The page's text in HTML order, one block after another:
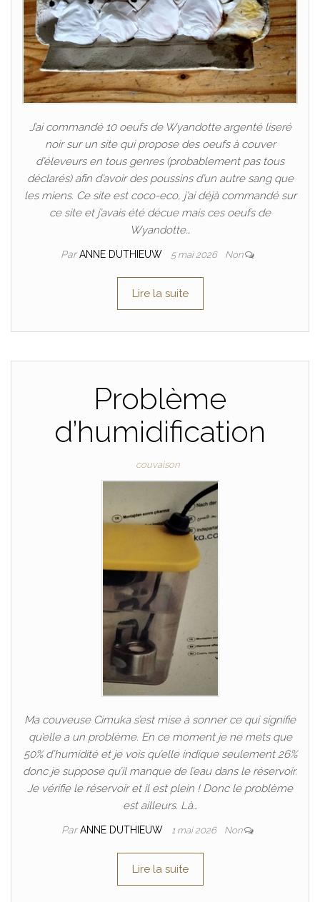
J’ai commandé 10 oeufs de Wyandotte argenté liseré
noir sur un site qui propose des oeufs à couver
d’éleveurs en tous genres (probablement pas tous
déclarés) afin d’avoir des poussins d’un autre sang que
les miens. Ce site est coco-eco, j’ai déjà commandé sur
ce site et j’avais été décue mais ces oeufs de
Wyandotte…
ParANNE DUTHIEUW 5 mai 2026 Non
Lire la suite
Problème
d’humidification
couvaison
Ma couveuse Cimuka s’est mise à sonner ce qui signifie
qu’elle a un problème. En ce moment je ne mets que
50% d’humidité et je vois qu’elle indique seulement 26%
donc je suppose qu’il manque de l’eau dans le réservoir.
Je vérifie le réservoir et il est plein ! Donc le problème
est ailleurs. Là…
ParANNE DUTHIEUW 1 mai 2026 Non
Lire la suite